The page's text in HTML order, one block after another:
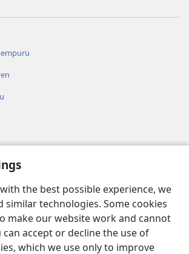
the best possible experience, we
similar technologies. Some cookies
make our website work and cannot
can accept or decline the use of
which we use only to improve
ONLINE